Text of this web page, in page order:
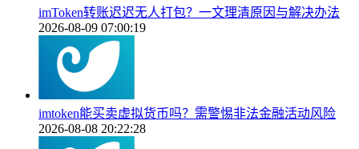
imToken转账迟迟无人打包？一文理清原因与解决办法
2026-08-09 07:00:19
imtoken能买卖虚拟货币吗？需警惕非法金融活动风险
2026-08-08 20:22:28